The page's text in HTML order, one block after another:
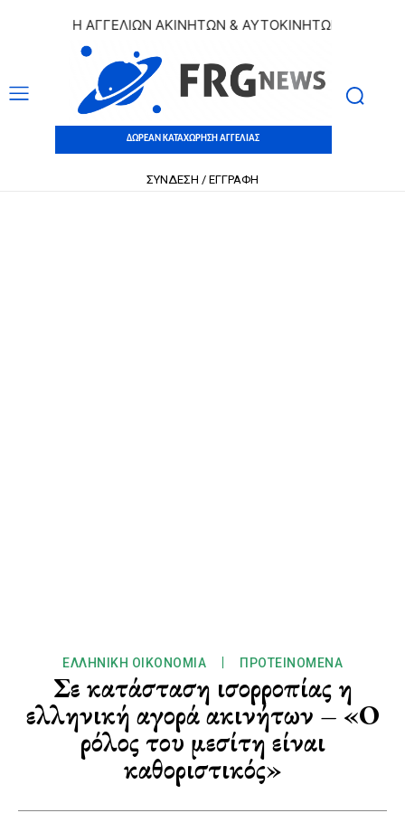
ΑΓΓΕΛΙΩΝ ΑΚΙΝΗΤΩΝ & ΑΥΤΟΚΙΝΗΤΩΝ | ΔΩΡΕΑΝ
ΔΩΡΕΑΝ ΚΑΤΑΧΩΡΗΣΗ ΑΓΓΕΛΙΑΣ
ΣΥΝΔΕΣΗ / ΕΓΓΡΑΦΗ
ΕΛΛΗΝΙΚΉ ΟΙΚΟΝΟΜΊΑ ΠΡΟΤΕΙΝΌΜΕΝΑ
Σε κατάσταση ισορροπίας η
ελληνική αγορά ακινήτων – «Ο
ρόλος του μεσίτη είναι
καθοριστικός»